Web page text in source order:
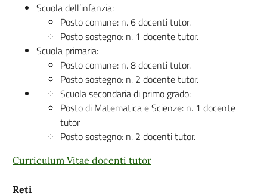
Scuola dell’infanzia:
Posto comune: n. 6 docenti tutor.
Posto sostegno: n. 1 docente tutor.
Scuola primaria:
Posto comune: n. 8 docenti tutor.
Posto sostegno: n. 2 docente tutor.
Scuola secondaria di primo grado:
Posto di Matematica e Scienze: n. 1 docente
tutor
Posto sostegno: n. 2 docenti tutor.
Curriculum Vitae docenti tutor
Reti